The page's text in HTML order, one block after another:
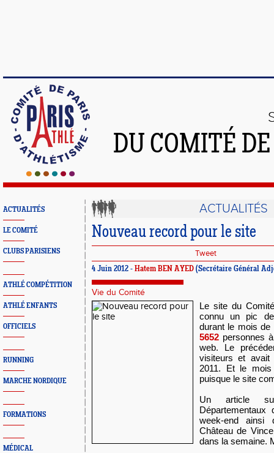
DU COMITÉ
ACTUALITÉS
LE COMITÉ
CLUBS PARISIENS
ATHLÉ COMPÉTITION
ATHLÉ ENFANTS
OFFICIELS
RUNNING
MARCHE NORDIQUE
FORMATIONS
MÉDICAL
ACTUALITÉS
Nouveau record pour le site
Tweet
4 Juin 2012 - Hatem BEN AYED (Secrétaire Général
Vie du Comité
Le site du
connu un pic de
durant le mois
5652 personnes
web. Le
visiteurs et avait
2011. Et le
puisque le site
Un article
week-end
Château de
dans la semaine.